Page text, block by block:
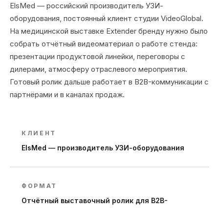
ElsMed — российский производитель УЗИ-
оборудования, постоянный клиент студии VideoGlobal.
На медицинской выставке Extender бренду нужно было
собрать отчётный видеоматериал о работе стенда:
презентации продуктовой линейки, переговоры с
дилерами, атмосферу отраслевого мероприятия.
Готовый ролик дальше работает в B2B-коммуникации с
партнёрами и в каналах продаж.
КЛИЕНТ
ElsMed — производитель УЗИ-оборудования
ФОРМАТ
Отчётный выставочный ролик для B2B-